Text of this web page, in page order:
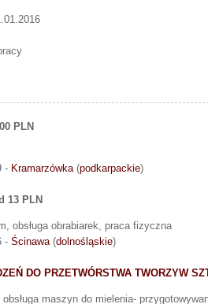
PLN
- Kramarzówka(podkarpackie)
13 PLN
obsługa obrabiarek, praca fizyczna
- Ścinawa(dolnośląskie)
DO PRZETWÓRSTWA TWORZYW
maszyn do mielenia-